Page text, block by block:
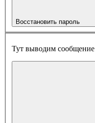
Восстановить пароль
Тут выводим сообщение